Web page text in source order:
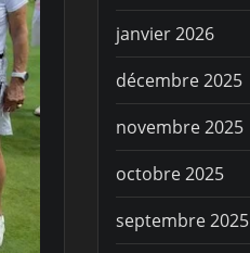
janvier 2026
décembre 2025
novembre 2025
octobre 2025
septembre 2025